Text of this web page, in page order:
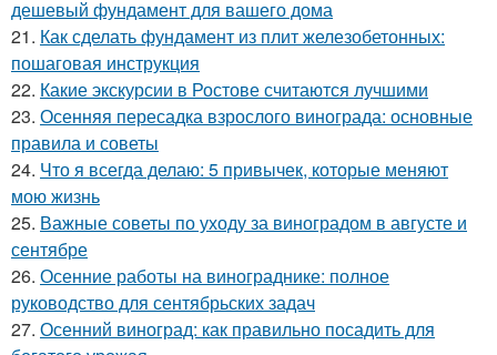
дешевый фундамент для вашего дома
21. Как сделать фундамент из плит железобетонных:
пошаговая инструкция
22. Какие экскурсии в Ростове считаются лучшими
23. Осенняя пересадка взрослого винограда: основные
правила и советы
24. Что я всегда делаю: 5 привычек, которые меняют
мою жизнь
25. Важные советы по уходу за виноградом в августе и
сентябре
26. Осенние работы на винограднике: полное
руководство для сентябрьских задач
27. Осенний виноград: как правильно посадить для